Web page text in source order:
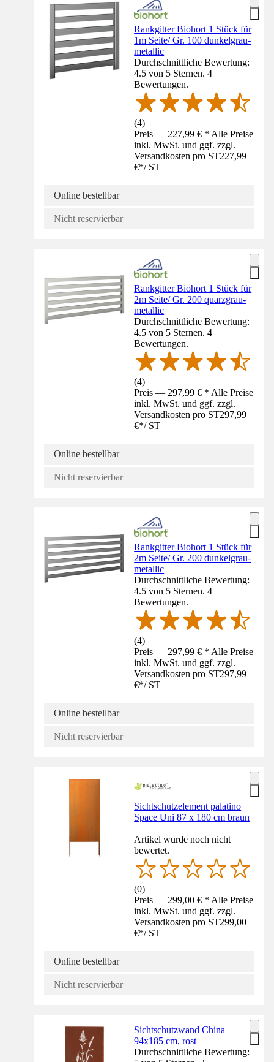
Rankgitter Biohort 1 Stück für
1m Seite/ Gr. 100 dunkelgrau-
metallic
Durchschnittliche Bewertung:
4.5 von 5 Sternen. 4
Bewertungen.
(4)
Preis — 227,99 € * Alle Preise
inkl. MwSt. und ggf. zzgl.
Versandkosten pro ST227,99
€*/ ST
Online bestellbar
Nicht reservierbar
Rankgitter Biohort 1 Stück für
2m Seite/ Gr. 200 quarzgrau-
metallic
Durchschnittliche Bewertung:
4.5 von 5 Sternen. 4
Bewertungen.
(4)
Preis — 297,99 € * Alle Preise
inkl. MwSt. und ggf. zzgl.
Versandkosten pro ST297,99
€*/ ST
Online bestellbar
Nicht reservierbar
Rankgitter Biohort 1 Stück für
2m Seite/ Gr. 200 dunkelgrau-
metallic
Durchschnittliche Bewertung:
4.5 von 5 Sternen. 4
Bewertungen.
(4)
Preis — 297,99 € * Alle Preise
inkl. MwSt. und ggf. zzgl.
Versandkosten pro ST297,99
€*/ ST
Online bestellbar
Nicht reservierbar
Sichtschutzelement palatino
Space Uni 87 x 180 cm braun
Artikel wurde noch nicht
bewertet.
(0)
Preis — 299,00 € * Alle Preise
inkl. MwSt. und ggf. zzgl.
Versandkosten pro ST299,00
€*/ ST
Online bestellbar
Nicht reservierbar
Sichtschutzwand China
94x185 cm, rost
Durchschnittliche Bewertung: